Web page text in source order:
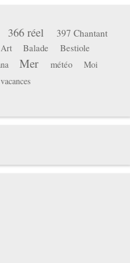
366 réel
397 Chantant
Art Balade
Bestiole
Mer météo Moi
vacances